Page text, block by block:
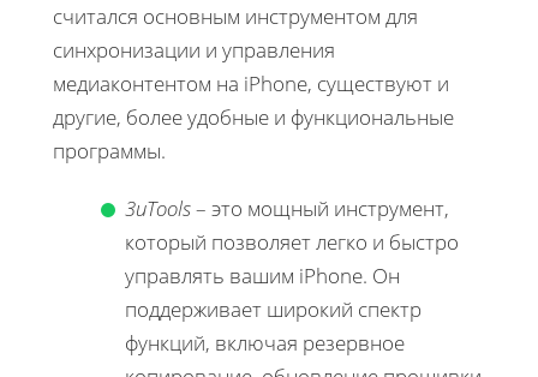
считался основным инструментом для
синхронизации и управления
медиаконтентом на iPhone, существуют и
другие, более удобные и функциональные
программы.
3uTools– это мощный инструмент,
который позволяет легко и быстро
управлять вашим iPhone. Он
поддерживает широкий спектр
функций, включая резервное